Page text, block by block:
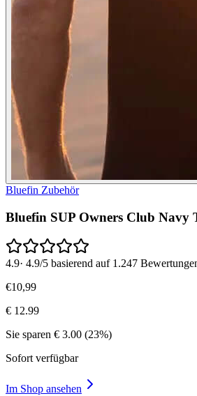
Bluefin Zubehör
Bluefin SUP Owners Club Navy
4.9· 4.9/5 basierend auf 1.247
€10,99
€ 12.99
Sie sparen € 3.00 (23%)
Sofort verfügbar
Im Shop ansehen